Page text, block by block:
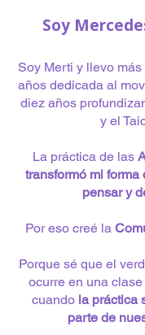
Soy
Soy Merti y llevo
años dedicada al
diez años
y el
La práctica de las
transformó mi forma
pensar y
Por eso creé la
Porque sé que el
ocurre en una
cuando la práctica
parte de